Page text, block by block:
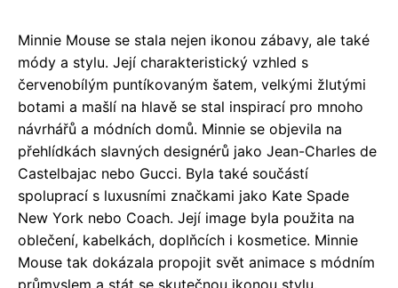
Minnie Mouse se stala nejen ikonou zábavy, ale také
módy a stylu. Její charakteristický vzhled s
červenobílým puntíkovaným šatem, velkými žlutými
botami a mašlí na hlavě se stal inspirací pro mnoho
návrhářů a módních domů. Minnie se objevila na
přehlídkách slavných designérů jako Jean-Charles de
Castelbajac nebo Gucci. Byla také součástí
spoluprací s luxusními značkami jako Kate Spade
New York nebo Coach. Její image byla použita na
oblečení, kabelkách, doplňcích i kosmetice. Minnie
Mouse tak dokázala propojit svět animace s módním